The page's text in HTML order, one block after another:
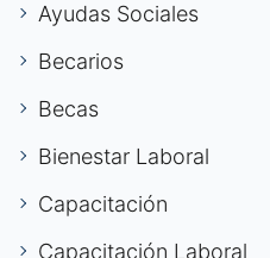
Ayudas Sociales
Becarios
Becas
Bienestar Laboral
Capacitación
Capacitación Laboral